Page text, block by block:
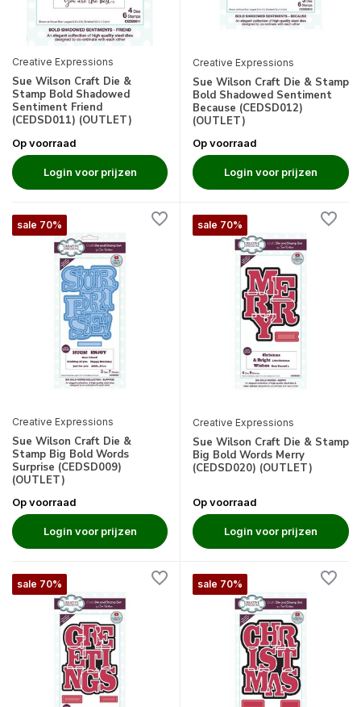
Creative Expressions
Sue Wilson Craft Die &
Stamp Bold Shadowed
Sentiment Friend
(CEDSD011) (OUTLET)
Op voorraad
Login voor prijzen
Creative Expressions
Sue Wilson Craft Die & Stamp
Bold Shadowed Sentiment
Because (CEDSD012)
(OUTLET)
Op voorraad
Login voor prijzen
sale 70%
Creative Expressions
Sue Wilson Craft Die &
Stamp Big Bold Words
Surprise (CEDSD009)
(OUTLET)
Op voorraad
Login voor prijzen
sale 70%
Creative Expressions
Sue Wilson Craft Die & Stamp
Big Bold Words Merry
(CEDSD020) (OUTLET)
Op voorraad
Login voor prijzen
sale 70% sale 70%